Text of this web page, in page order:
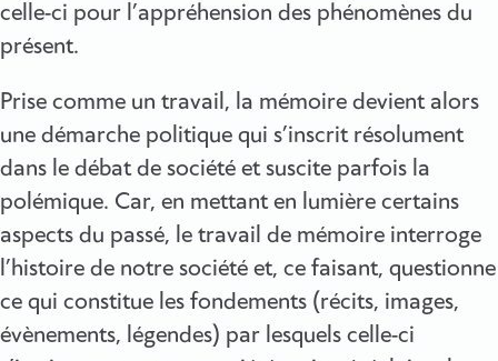
celle-ci pour l’appréhension des phénomènes du
présent.
Prise comme un travail, la mémoire devient alors
une démarche politique qui s’inscrit résolument
dans le débat de société et suscite parfois la
polémique. Car, en mettant en lumière certains
aspects du passé, le travail de mémoire interroge
l’histoire de notre société et, ce faisant, questionne
ce qui constitue les fondements (récits, images,
évènements, légendes) par lesquels celle-ci